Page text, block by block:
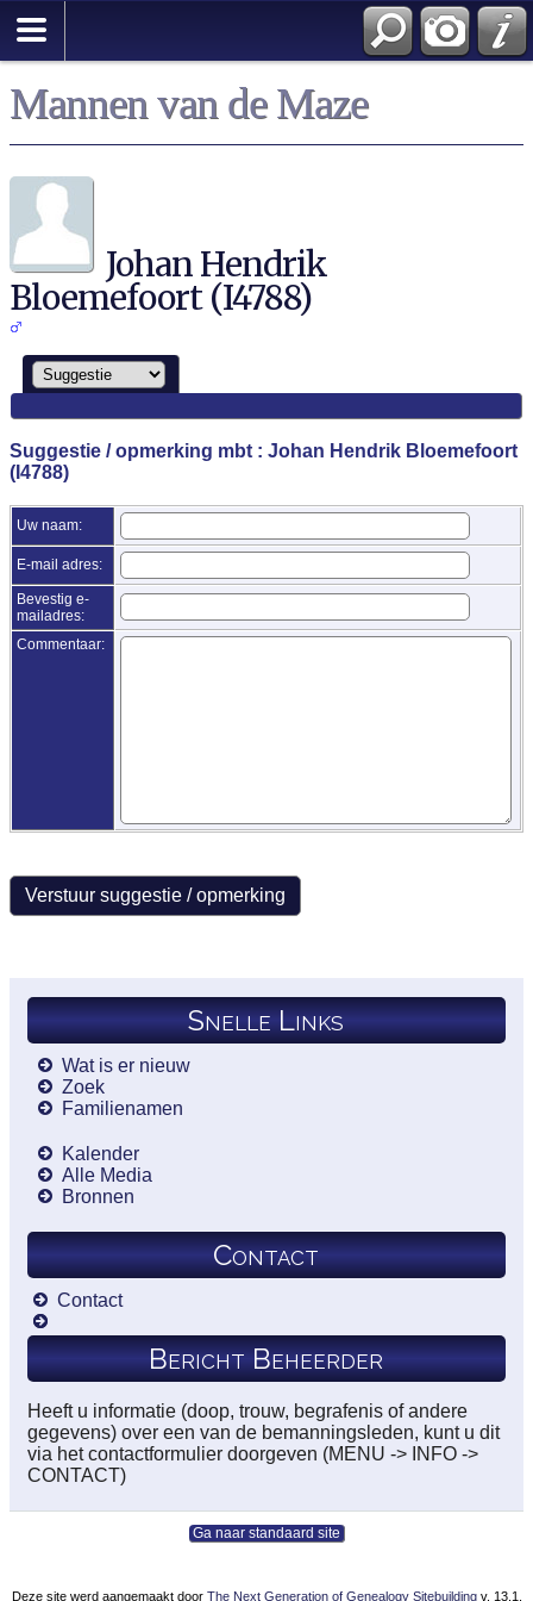
Mannen van de Maze
Johan Hendrik
Bloemefoort (I4788)
Suggestie / opmerking mbt : Johan Hendrik Bloemefoort
(I4788)
Uw naam:
E-mail adres:
Bevestig e-
mailadres:
Commentaar:
Snelle Links
Wat is er nieuw
Zoek
Familienamen
Kalender
Alle Media
Bronnen
Contact
Contact
Bericht Beheerder
Heeft u informatie (doop, trouw, begrafenis of andere
gegevens) over een van de bemanningsleden, kunt u dit
via het contactformulier doorgeven (MENU -> INFO ->
CONTACT)
Ga naar standaard site
Deze site werd aangemaakt door The Next Generation of Genealogy Sitebuildingv. 13.1,